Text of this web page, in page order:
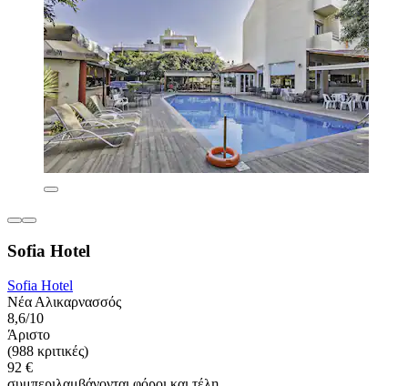
Sofia Hotel
Sofia Hotel
Νέα Αλικαρνασσός
8,6/10
Άριστο
(988 κριτικές)
92 €